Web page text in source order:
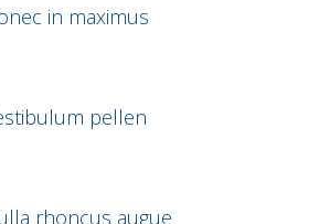
Aenean vitae rhoncus
Donec in maximus
Vestibulum pellen